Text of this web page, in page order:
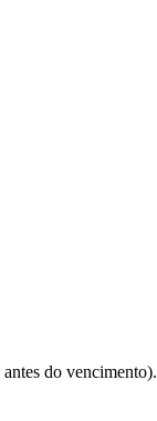
do vencimento).